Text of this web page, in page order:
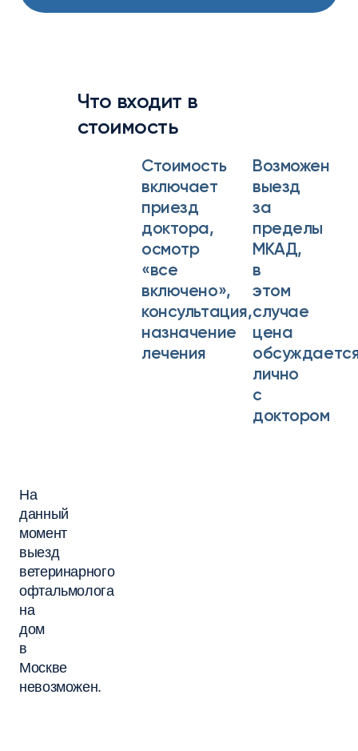
Что входит в
стоимость
Стоимость
включает
приезд
доктора,
осмотр
«все
включено»,
консультация,
назначение
лечения
Возможен
выезд
за
пределы
МКАД,
в
этом
случае
цена
лично
с
доктором
На
данный
момент
выезд
ветеринарного
офтальмолога
на
дом
в
Москве
невозможен.